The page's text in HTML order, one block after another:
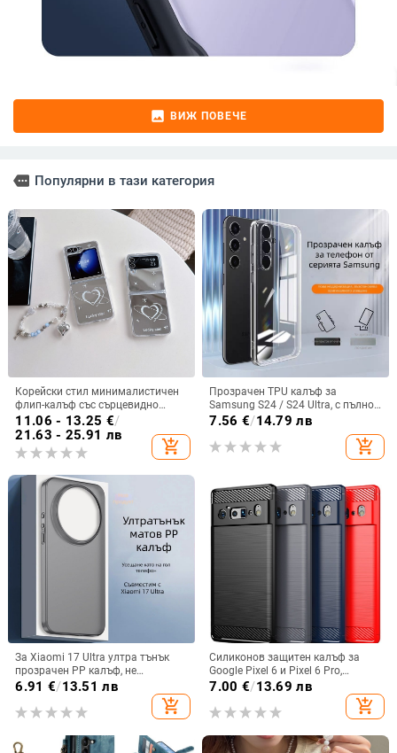
image ВИЖ ПОВЕЧЕ
more Популярни в тази категория
Корейски стил минималистичен
флип-калъф със сърцевидно
огледало за Samsung Galaxy Z
Flip 3/4/5
11.06 - 13.25 €/
21.63 - 25.91 лв
add_shopping_cart
Прозрачен TPU калъф за
Samsung S24 / S24 Ultra, с пълно
покритие и защита на камерата
7.56 €/14.79 лв
add_shopping_cart
За Xiaomi 17 Ultra ултра тънък
прозрачен PP калъф, не
пожълтява, матиран финиш и
6.91 €/13.51 лв
add_shopping_cart
Силиконов защитен калъф за
Google Pixel 6 и Pixel 6 Pro,
съвместим с Pixel 7a, пълна
7.00 €/13.69 лв
add_shopping_cart